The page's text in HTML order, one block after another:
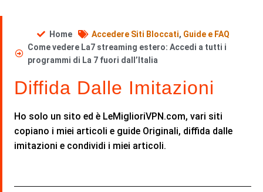
Home Accedere Siti Bloccati, Guide e FAQ
Come vedere La7 streaming estero: Accedi a tutti i
programmi di La 7 fuori dall’Italia
Diffida Dalle Imitazioni
Ho solo un sito ed è LeMiglioriVPN.com, vari siti
copiano i miei articoli e guide Originali, diffida dalle
imitazioni e condividi i miei articoli.